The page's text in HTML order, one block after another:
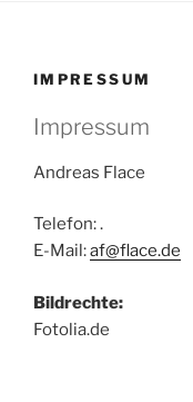
IMPRESSUM
Impressum
Andreas Flace
Telefon: .
E-Mail:af@flace.de
Bildrechte:
Fotolia.de